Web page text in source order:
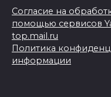
Согласие на
помощью сервисов
top.mail.ru
Политика
информации